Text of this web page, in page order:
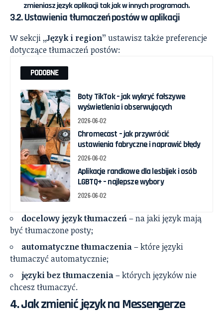
zmieniasz język aplikacji tak jak w innych programach.
3.2. Ustawienia tłumaczeń postów w aplikacji
W sekcji „Język i region” ustawisz także preferencje
dotyczące tłumaczeń postów:
PODOBNE
Boty TikTok – jak wykryć fałszywe
wyświetlenia i obserwujących
2026-06-02
Chromecast – jak przywrócić
ustawienia fabryczne i naprawić błędy
2026-06-02
Aplikacje randkowe dla lesbijek i osób
LGBTQ+ – najlepsze wybory
2026-06-02
docelowy język tłumaczeń– na jaki język mają
być tłumaczone posty;
automatyczne tłumaczenia– które języki
tłumaczyć automatycznie;
języki bez tłumaczenia– których języków nie
chcesz tłumaczyć.
4. Jak zmienić język na Messengerze